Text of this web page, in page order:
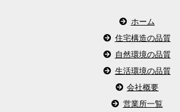
ホーム
住宅構造の品質
自然環境の品質
生活環境の品質
会社概要
営業所一覧